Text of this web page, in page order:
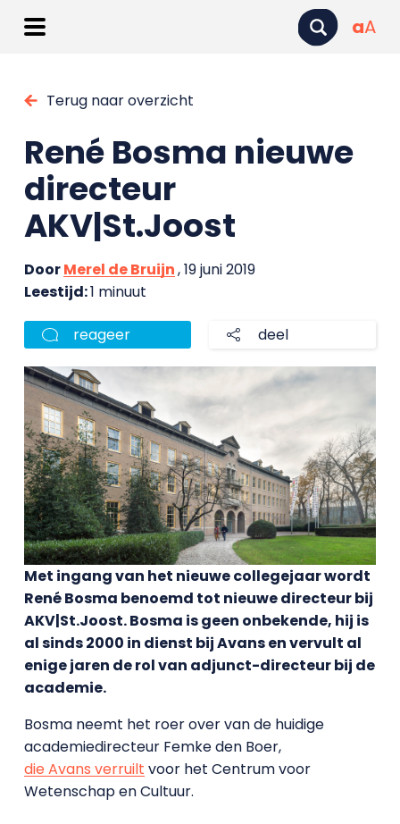
aA
Terug naar overzicht
René Bosma nieuwe
directeur
AKV|St.Joost
DoorMerel de Bruijn, 19 juni 2019
Leestijd:1 minuut
reageer deel
Met ingang van het nieuwe collegejaar wordt
René Bosma benoemd tot nieuwe directeur bij
AKV|St.Joost. Bosma is geen onbekende, hij is
al sinds 2000 in dienst bij Avans en vervult al
enige jaren de rol van adjunct-directeur bij de
academie.
Bosma neemt het roer over van de huidige
academiedirecteur Femke den Boer,
die Avans verruilt voor het Centrum voor
Wetenschap en Cultuur.